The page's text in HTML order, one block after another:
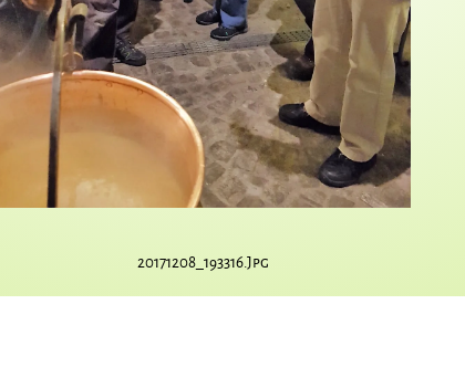
20171208_193316.jpg